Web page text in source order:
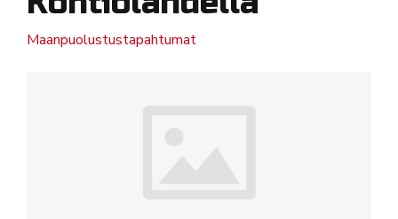
Maanpuolustustapahtumat